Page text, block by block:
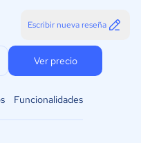
Escribir nueva reseña
Ver precio
Funcionalidades